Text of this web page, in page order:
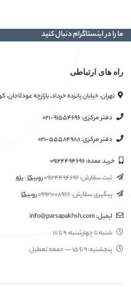
ما را در اینستاگرام دنبال کنید
راه های ارتباطی
تهران، خیابان پانزده خرداد، بازارچه عودلاجان، کوچه
دفتر مرکزی:۰۲۱-۹۱۵۵۴۶۹۶
دفتر مرکزی:۰۲۱-۵۵۵۸۴۹۸۸
خرید عمده:۰۹۱۲۴۴۹۴۶۹۶
ثبت سفارش:۰۹۱۲۴۴۹۴۶۹۶روبیکا·بله
پیگیری سفارش:۰۹۹۲۱۰۰۸۹۶۶روبیکا
ایمیل:info@parsapakhsh.com
شنبه تا چهارشنبه:۹ تا ۱۸
پنجشنبه:۹ تا ۱۵ — جمعه تعطیل